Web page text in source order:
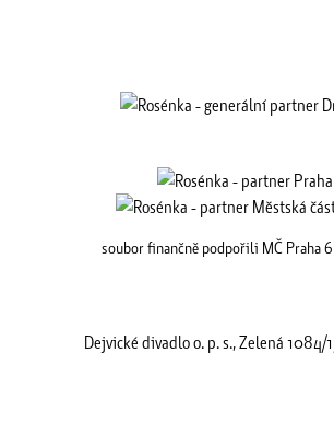
soubor finančně podpořili MČ Praha
Dejvické divadlo o. p. s., Zelená 1084/